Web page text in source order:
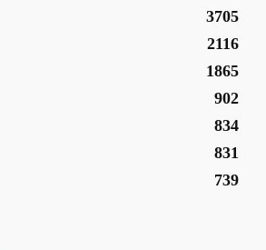
3705
2116
1865
902
834
831
739